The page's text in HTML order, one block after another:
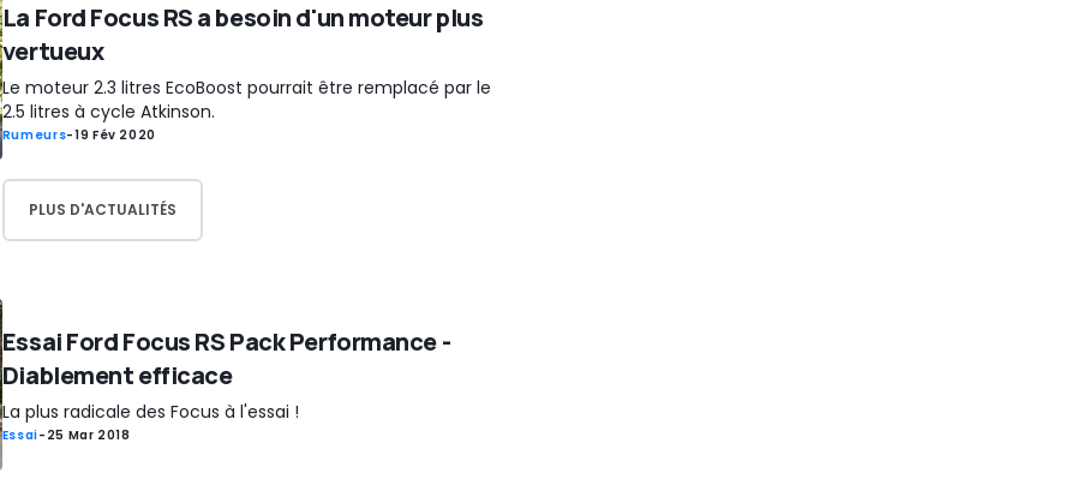
La Ford Focus RS a besoin d'un moteur plus
vertueux
Le moteur 2.3 litres EcoBoost pourrait être remplacé par le
2.5 litres à cycle Atkinson.
Rumeurs-19 Fév 2020
PLUS D'ACTUALITÉS
Essai Ford Focus RS Pack Performance -
Diablement efficace
La plus radicale des Focus à l'essai !
Essai- 25 Mar 2018